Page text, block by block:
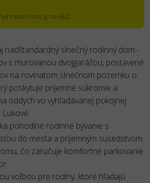
aj na kľúč...
nadštandardný slnečný rodinný dom -
s murovanou dvojgarážou, postavené
na rovinatom slnečnom pozemku o
poskytuje príjemné súkromie a
oddych vo vyhľadávanej pokojnej
Lukové.
pohodlné rodinné bývanie s
do mesta a príjemným susedstvom.
čo zaručuje komfortné parkovanie
voľbou pre rodiny, ktoré hľadajú